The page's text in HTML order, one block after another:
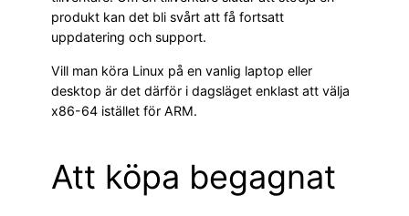
produkt kan det bli svårt att få fortsatt
uppdatering och support.
Vill man köra Linux på en vanlig laptop eller
desktop är det därför i dagsläget enklast att välja
x86-64 istället för ARM.
Att köpa begagnat